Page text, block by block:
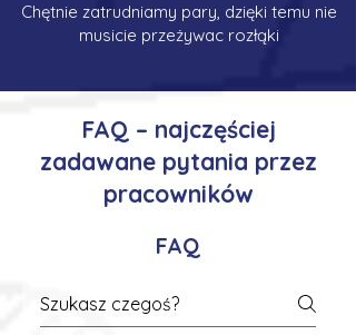
Chętnie zatrudniamy pary, dzięki temu nie
musicie przeżywac rozłąki
FAQ – najczęściej
zadawane pytania przez
pracowników
FAQ